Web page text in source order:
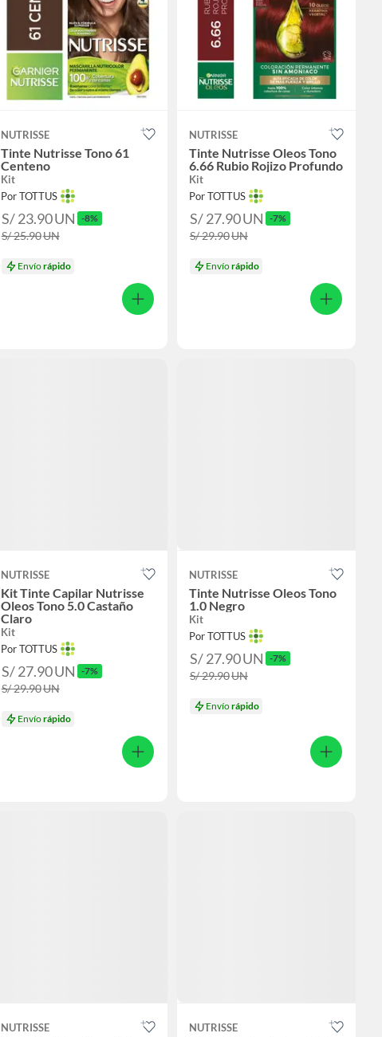
NUTRISSE
Tinte Nutrisse Tono 61
Centeno
Kit
Por TOTTUS
S/ 23.90UN -8%
S/ 25.90UN
Envíorápido
NUTRISSE
Tinte Nutrisse Oleos Tono
6.66 Rubio Rojizo Profundo
Kit
Por TOTTUS
S/ 27.90UN -7%
S/ 29.90UN
Envíorápido
NUTRISSE
Kit Tinte Capilar Nutrisse
Oleos Tono 5.0 Castaño
Claro
Kit
Por TOTTUS
S/ 27.90UN -7%
S/ 29.90UN
Envíorápido
NUTRISSE
Tinte Nutrisse Oleos Tono
1.0 Negro
Kit
Por TOTTUS
S/ 27.90UN -7%
S/ 29.90UN
Envíorápido
NUTRISSE NUTRISSE